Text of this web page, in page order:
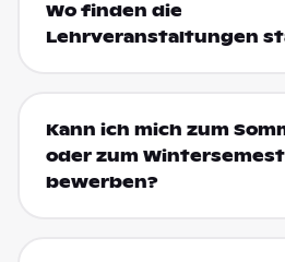
Wo finden die
Lehrveranstaltungen
Kann ich mich zum
oder zum
bewerben?